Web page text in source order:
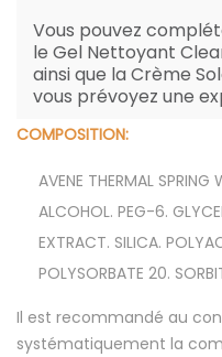
Vous pouvez
le Gel Nettoyant
ainsi que la Crème
vous prévoyez une
COMPOSITION:
AVENE THERMAL
ALCOHOL. PEG-6.
EXTRACT. SILICA.
POLYSORBATE 20.
Il est recommandé au
systématiquement la